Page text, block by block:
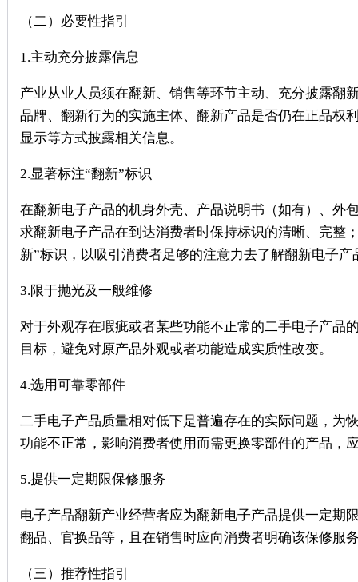
（二）必要性指引
1.主动充分披露信息
产业从业人员须在翻新、销售等环节主动、充分披露翻
品牌、翻新行为的实施主体、翻新产品是否仍在正品权
显示等方式披露相关信息。
2.显著标注“翻新”标识
在翻新电子产品的机身外壳、产品说明书（如有）、外
求翻新电子产品在到达消费者时保持标识的清晰、完整
新”标识，以吸引消费者足够的注意力去了解翻新电子
3.限于抛光及一般维修
对于外观存在瑕疵或者某些功能不正常的二手电子产品
目标，避免对原产品外观或者功能造成实质性改变。
4.选用可靠零部件
二手电子产品质量相对低下是普遍存在的实际问题，为
功能不正常，影响消费者使用而需更换零部件的产品，
5.提供一定期限保修服务
电子产品翻新产业经营者应为翻新电子产品提供一定期
翻品、官换品等，且在销售时应向消费者明确该保修服
（三）推荐性指引